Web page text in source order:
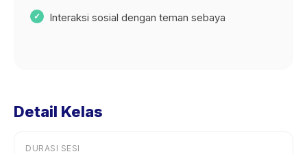
Interaksi sosial dengan teman sebaya
Detail Kelas
DURASI SESI